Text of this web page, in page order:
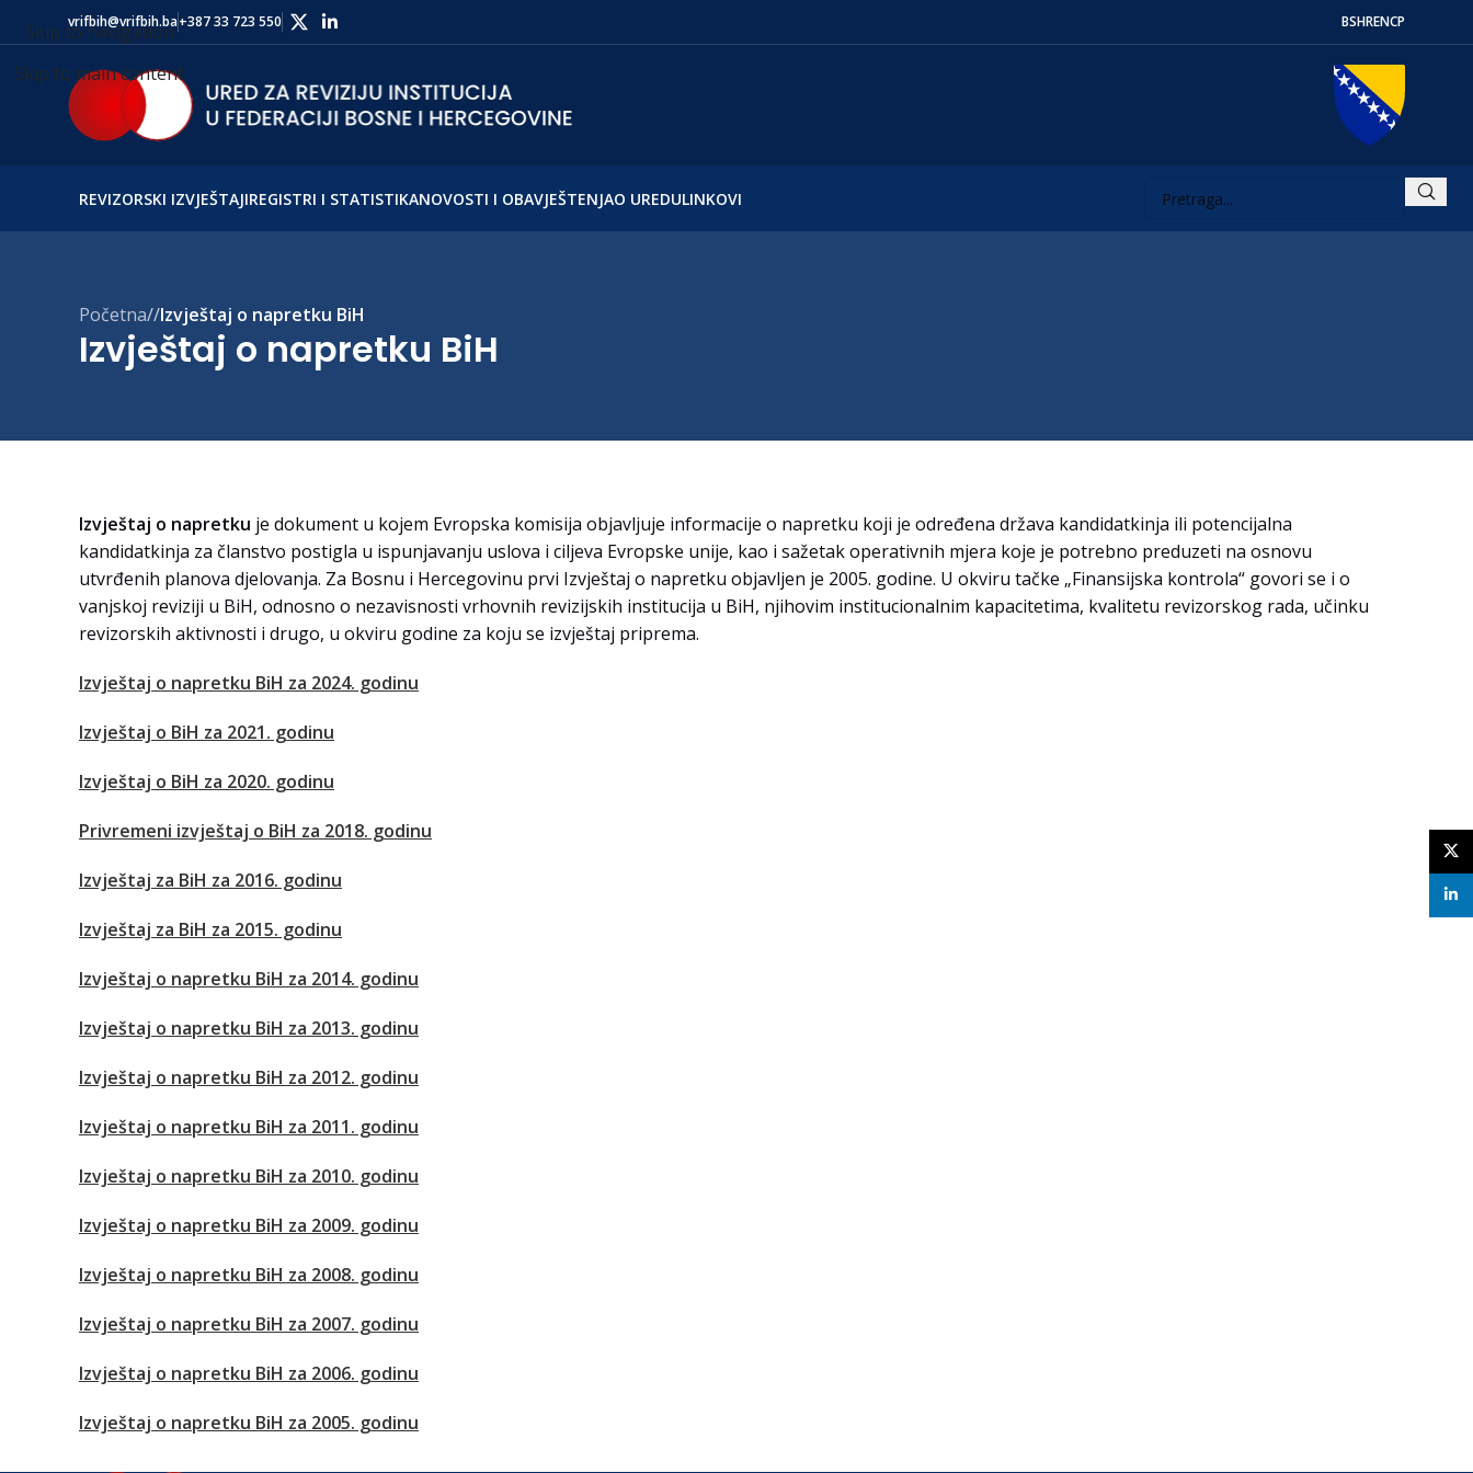
Skip to navigation
Skip to main content
vrifbih@vrifbih.ba+387 33 723 550 BSHRENСР
REVIZORSKI IZVJEŠTAJIREGISTRI I STATISTIKANOVOSTI I OBAVJEŠTENJAO UREDULINKOVI
Izvještaj o napretku BiH
Početna/ Izvještaj o napretku BiH
Izvještaj o napretku je dokument u kojem Evropska komisija objavljuje informacije o napretku koji je određena država kandidatkinja ili potencijalna
kandidatkinja za članstvo postigla u ispunjavanju uslova i ciljeva Evropske unije, kao i sažetak operativnih mjera koje je potrebno preduzeti na osnovu
utvrđenih planova djelovanja. Za Bosnu i Hercegovinu prvi Izvještaj o napretku objavljen je 2005. godine. U okviru tačke „Finansijska kontrola“ govori se i o
vanjskoj reviziji u BiH, odnosno o nezavisnosti vrhovnih revizijskih institucija u BiH, njihovim institucionalnim kapacitetima, kvalitetu revizorskog rada, učinku
revizorskih aktivnosti i drugo, u okviru godine za koju se izvještaj priprema.
Izvještaj o napretku BiH za 2024. godinu
Izvještaj o BiH za 2021. godinu
Izvještaj o BiH za 2020. godinu
Privremeni izvještaj o BiH za 2018. godinu
Izvještaj za BiH za 2016. godinu
Izvještaj za BiH za 2015. godinu
Izvještaj o napretku BiH za 2014. godinu
Izvještaj o napretku BiH za 2013. godinu
Izvještaj o napretku BiH za 2012. godinu
Izvještaj o napretku BiH za 2011. godinu
Izvještaj o napretku BiH za 2010. godinu
Izvještaj o napretku BiH za 2009. godinu
Izvještaj o napretku BiH za 2008. godinu
Izvještaj o napretku BiH za 2007. godinu
Izvještaj o napretku BiH za 2006. godinu
Izvještaj o napretku BiH za 2005. godinu